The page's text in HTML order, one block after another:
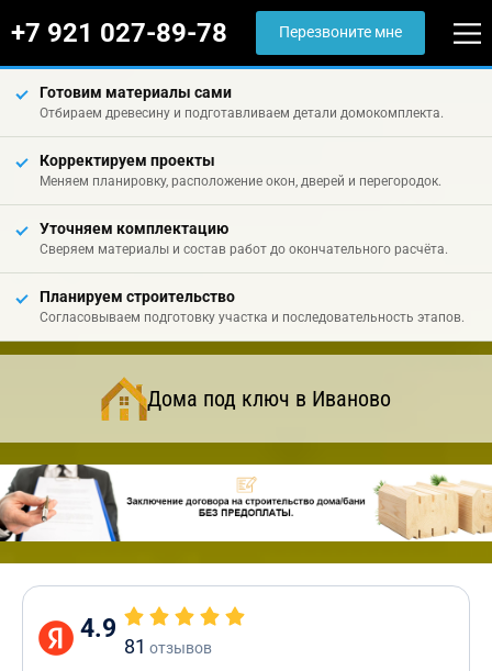
+7 921 027-89-78 Перезвоните мне
Готовим материалы сами
Отбираем древесину и подготавливаем детали домокомплекта.
Корректируем проекты
Меняем планировку, расположение окон, дверей и перегородок.
Уточняем комплектацию
Сверяем материалы и состав работ до окончательного расчёта.
Планируем строительство
Согласовываем подготовку участка и последовательность этапов.
Дома под ключ в Иваново
4.9
81 отзывов